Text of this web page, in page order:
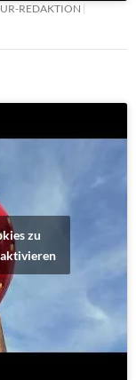
REDAKTION
zu